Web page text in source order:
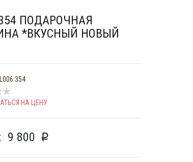
ПОДАРОЧНАЯ
*ВКУСНЫЙ НОВЫЙ
L006.354
НА ЦЕНУ
9 800 p